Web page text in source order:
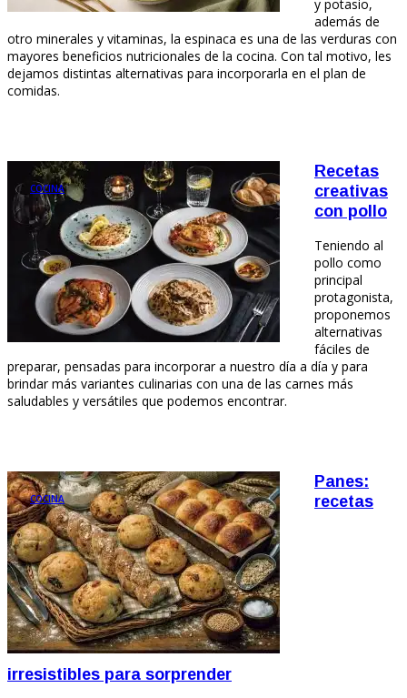
y potasio,
además de
otro minerales y vitaminas, la espinaca es una de las verduras con
mayores beneficios nutricionales de la cocina. Con tal motivo, les
dejamos distintas alternativas para incorporarla en el plan de
comidas.
COCINA
Recetas
creativas
con pollo
Teniendo al
pollo como
principal
protagonista,
proponemos
alternativas
fáciles de
preparar, pensadas para incorporar a nuestro día a día y para
brindar más variantes culinarias con una de las carnes más
saludables y versátiles que podemos encontrar.
COCINA
Panes:
recetas
irresistibles para sorprender